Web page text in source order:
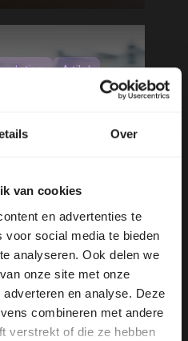
Over
van cookies
en advertenties te
voor social media te bieden
analyseren. Ook delen we
onze site met onze
en analyse. Deze
combineren met andere
verstrekt of die ze hebben
Artikel
slim
bij